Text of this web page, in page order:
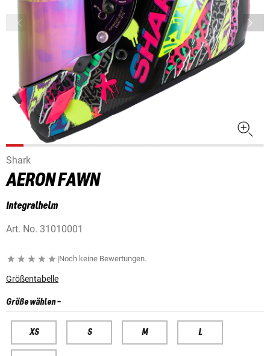
Shark
AERON FAWN
Integralhelm
Art. No. 31010001
|Noch keine Bewertungen.
Größentabelle
Größe wählen-
XS S M L